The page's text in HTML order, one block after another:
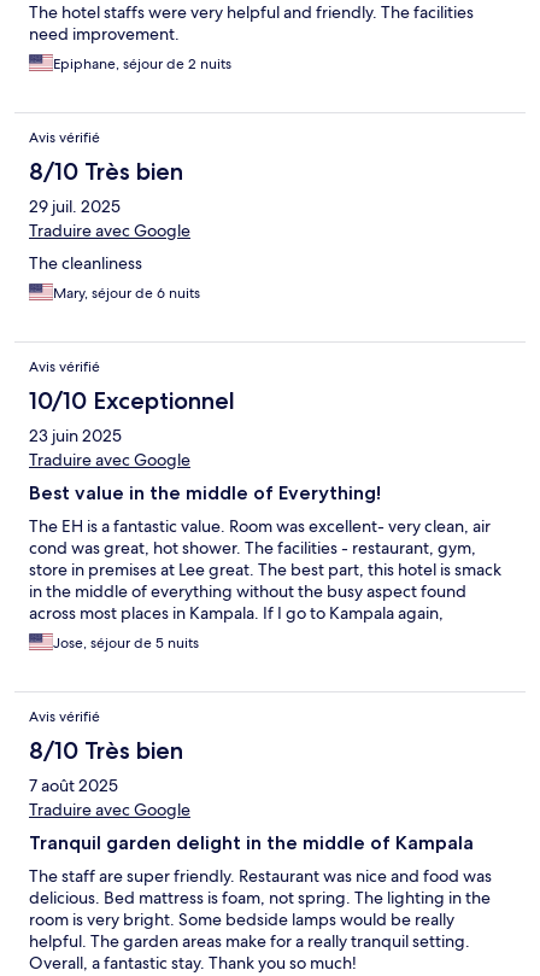
The hotel staffs were very helpful and friendly. The facilities
need improvement.
Epiphane, séjour de 2 nuits
Avis vérifié
8/10 Très bien
29 juil. 2025
Traduire avec Google
The cleanliness
Mary, séjour de 6 nuits
Avis vérifié
10/10 Exceptionnel
23 juin 2025
Traduire avec Google
Best value in the middle of Everything!
The EH is a fantastic value. Room was excellent- very clean, air
cond was great, hot shower. The facilities - restaurant, gym,
store in premises at Lee great. The best part, this hotel is smack
in the middle of everything without the busy aspect found
across most places in Kampala. If I go to Kampala again,
definitely will stay there.
Jose, séjour de 5 nuits
Avis vérifié
8/10 Très bien
7 août 2025
Traduire avec Google
Tranquil garden delight in the middle of Kampala
The staff are super friendly. Restaurant was nice and food was
delicious. Bed mattress is foam, not spring. The lighting in the
room is very bright. Some bedside lamps would be really
helpful. The garden areas make for a really tranquil setting.
Overall, a fantastic stay. Thank you so much!